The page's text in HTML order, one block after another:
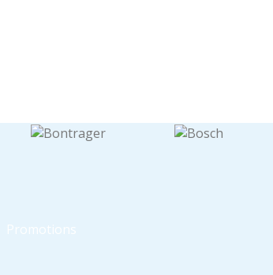
Promotions